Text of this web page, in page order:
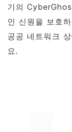
기의
인 신원을 보호
공공 네트워크
요.